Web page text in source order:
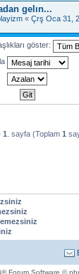
gelın...
« Çrş Oca 31,
göster:
1 . sayfa (Toplam 1
® Forum Software ©